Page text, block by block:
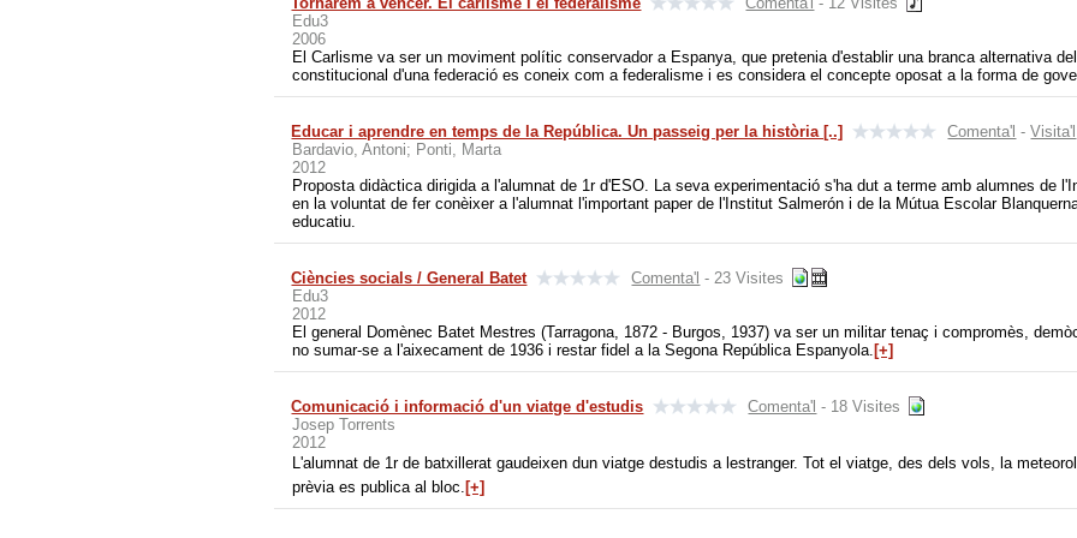
Edu3
2006
El Carlisme va ser un moviment polític conservador a Espanya, que pretenia d'establir una branca alternativa
constitucional d'una federació es coneix com a federalisme i es considera el concepte oposat a la forma de
Educar i aprendre en temps de la República. Un passeig per la història [..] Comenta'l -Visita'l
Bardavio, Antoni; Ponti, Marta
2012
Proposta didàctica dirigida a l'alumnat de 1r d'ESO. La seva experimentació s'ha dut a terme amb alumnes de
en la voluntat de fer conèixer a l'alumnat l'important paper de l'Institut Salmerón i de la Mútua Escolar
educatiu.
Ciències socials / General Batet Comenta'l - 23 Visites
Edu3
2012
El general Domènec Batet Mestres (Tarragona, 1872 - Burgos, 1937) va ser un militar tenaç i compromès,
no sumar-se a l'aixecament de 1936 i restar fidel a la Segona República Espanyola. [+]
Comunicació i informació d'un viatge d'estudis Comenta'l - 18 Visites
Josep Torrents
2012
L'alumnat de 1r de batxillerat gaudeixen dun viatge destudis a lestranger. Tot el viatge, des dels vols, la
prèvia es publica al bloc. [+]